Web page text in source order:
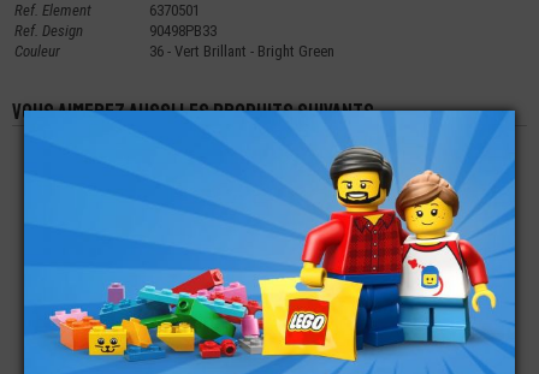
Ref. Element
6370501
Ref. Design
90498PB33
Couleur
36 - Vert Brillant - Bright Green
Vous aimerez aussi les produits suivants
LEGO® BRIQUE 2X2
0,76€
LEGO® PLATE 3X6
ARRONDIE AVEC
DÉCOUPES
0,49€
LEGO® PLATE 1X2
AVEC DEMI TUILE
0,10€
LEGO® PLATE
LEGO® PLATE LISSE
LEGO® PLATE RONDE